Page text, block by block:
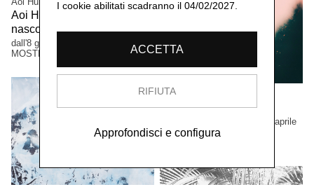
Aoi Huber Kono. Il sensore
nascosto
dall'8 giugno al 12 ottobre 2025
MOSTRE
Luciano Rigolini
Fotografica
dal 24 novembre 2024 al 27 aprile
2025
I cookie abilitati scadranno il 04/02/2027.
ACCETTA
RIFIUTA
Approfondisci e configura